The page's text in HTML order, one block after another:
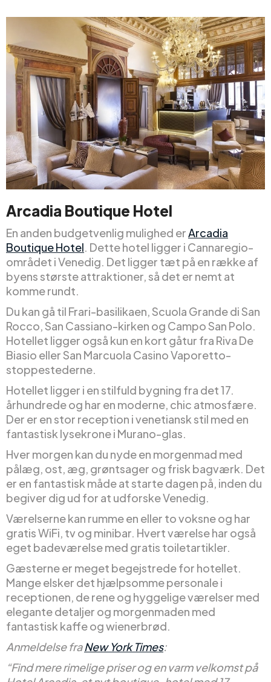
Arcadia Boutique Hotel
En anden budgetvenlig mulighed erArcadia
Boutique Hotel. Dette hotel ligger i Cannaregio-
området i Venedig. Det ligger tæt på en række af
byens største attraktioner, så det er nemt at
komme rundt.
Du kan gå til Frari-basilikaen, Scuola Grande di San
Rocco, San Cassiano-kirken og Campo San Polo.
Hotellet ligger også kun en kort gåtur fra Riva De
Biasio eller San Marcuola Casino Vaporetto-
stoppestederne.
Hotellet ligger i en stilfuld bygning fra det 17.
århundrede og har en moderne, chic atmosfære.
Der er en stor reception i venetiansk stil med en
fantastisk lysekrone i Murano-glas.
Hver morgen kan du nyde en morgenmad med
pålæg, ost, æg, grøntsager og frisk bagværk. Det
er en fantastisk måde at starte dagen på, inden du
begiver dig ud for at udforske Venedig.
Værelserne kan rumme en eller to voksne og har
gratis WiFi, tv og minibar. Hvert værelse har også
eget badeværelse med gratis toiletartikler.
Gæsterne er meget begejstrede for hotellet.
Mange elsker det hjælpsomme personale i
receptionen, de rene og hyggelige værelser med
elegante detaljer og morgenmaden med
fantastisk kaffe og wienerbrød.
Anmeldelse fraNew York Times:
“Find mere rimelige priser og en varm velkomst på